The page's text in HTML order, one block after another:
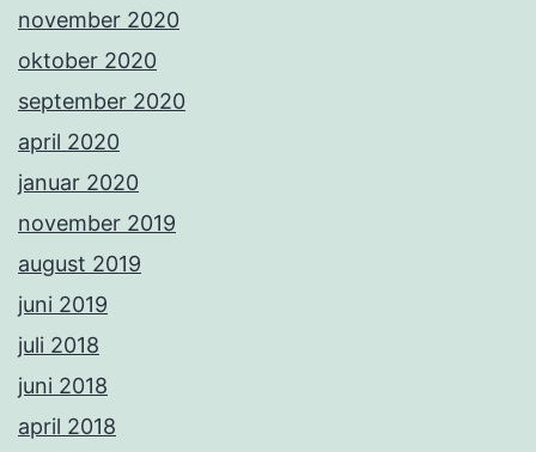
november 2020
oktober 2020
september 2020
april 2020
januar 2020
november 2019
august 2019
juni 2019
juli 2018
juni 2018
april 2018